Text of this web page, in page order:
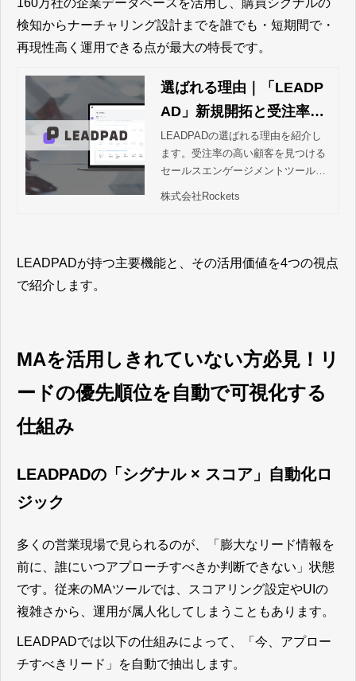
検知からナーチャリング設計までを誰でも・短期間で・
再現性高く運用できる点が最大の特長です。
選ばれる理由｜「LEADP
AD」新規開拓と受注率ア
ップを叶えるセールスエ
ンゲージメントツール
LEADPADの選ばれる理由を紹介し
ます。受注率の高い顧客を見つける
セールスエンゲージメントツールで
する膨大な企業データベースやキー
を抽出。顧客の動向がわかるシグナ
株式会社Rockets
LEADPADが持つ主要機能と、その活用価値を4つの視点
で紹介します。
MAを活用しきれていない方必見！リ
ードの優先順位を自動で可視化する
仕組み
LEADPADの「シグナル × スコア」自動化ロ
ジック
多くの営業現場で見られるのが、「膨大なリード情報を
前に、誰にいつアプローチすべきか判断できない」状態
です。従来のMAツールでは、スコアリング設定やUIの
複雑さから、運用が属人化してしまうこともあります。
LEADPADでは以下の仕組みによって、「今、アプロー
チすべきリード」を自動で抽出します。